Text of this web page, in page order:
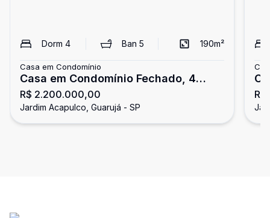
Dorm 4 Ban5 190m²
Casa em Condomínio
Casa em Condomínio Fechado, 4
Suítes, Jardim Acapulco, Guarujá
R$ 2.200.000,00
Jardim Acapulco, Guarujá - SP